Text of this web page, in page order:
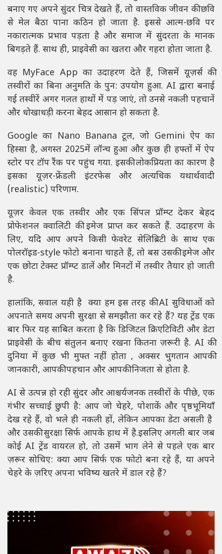
बनाए गए अपने सुंदर चित्र देखते हैं, तो वास्तविक जीवन की छवि
से मेल बैठा पाना कठिन हो जाता है. इससे आत्म-छवि पर
नकारात्मक प्रभाव पड़ता है और समाज में सुंदरता के मानक
बिगड़ते हैं. साथ ही, प्राइवेसी का खतरा और गहरा होता जाता है.
वह MyFace App का उदाहरण देते हैं, जिसमें यूज़र्स की
तस्वीरों का बिना अनुमति के पुन: उपयोग हुआ. AI द्वारा बनाई
गई तस्वीरें अगर गलत हाथों में पड़ जाएं, तो उनसे नकली पहचानें
और धोखाधड़ी करना बेहद आसान हो सकता है.
Google का Nano Banana टूल, जो Gemini ऐप का
हिस्सा है, अगस्त 2025में लॉन्च हुआ और कुछ ही हफ्तों में ऐप
स्टोर पर टॉप रैंक पर पहुंच गया. इसकी लोकप्रियता का कारण है
इसका यूज़र-फ्रेंडली इंटरफेस और अत्यधिक यथार्थवादी
(realistic) परिणाम.
यूज़र केवल एक तस्वीर और एक सिंपल प्रॉम्प्ट देकर बेहद
प्रोफेशनल क्वालिटी की इमेज प्राप्त कर सकते हैं. उदाहरण के
लिए, यदि आप अपने किसी फेवरेट सेलिब्रिटी के साथ एक
पोलरॉइड-style फोटो बनाना चाहते हैं, तो बस उसकी इमेज और
एक छोटा टेक्स्ट प्रॉम्प्ट डालें और मिनटों में तस्वीर तैयार हो जाती
है.
हालांकि, सवाल यही है क्या हम इस तरह की AI सुविधाओं को
अपनाते समय अपनी सुरक्षा से समझौता कर रहे हैं? यह ट्रेंड एक
बार फिर यह साबित करता है कि डिजिटल क्रिएटिविटी और डेटा
प्राइवेसी के बीच संतुलन बनाए रखना कितना ज़रूरी है. AI की
दुनिया में कुछ भी मुफ्त नहीं होता , अक्सर भुगतान आपकी
जानकारी, आपकी पहचान और आपकी निजता से होता है.
AI से उत्पन्न हो रही सुंदर और आश्चर्यजनक तस्वीरों के पीछे, एक
गंभीर सच्चाई छुपी है: आप जो चेहरे, पोशाकें और पृष्ठभूमियाँ
देख रहे हैं, वो भले ही नकली हों, लेकिन आपका डेटा असली है
और उसकी सुरक्षा सिर्फ आपके हाथ में है.इसलिए अगली बार जब
कोई AI ट्रेंड वायरल हो, तो उसमें भाग लेने से पहले एक बार
ज़रूर सोचिए: क्या आप सिर्फ एक फोटो बना रहे हैं, या अपने
चेहरे के ज़रिए अपना भविष्य खतरे में डाल रहे हैं?